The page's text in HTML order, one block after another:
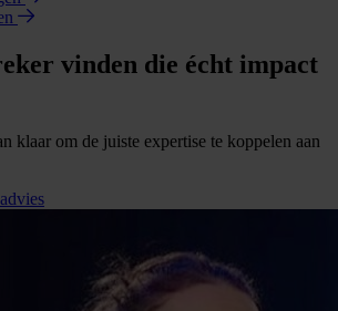
vinden die écht impact
klaar om de juiste expertise te koppelen aan